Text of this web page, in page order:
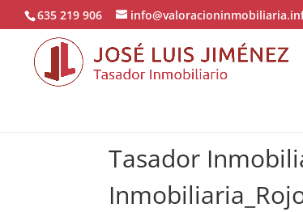
635 219 906
Tasador